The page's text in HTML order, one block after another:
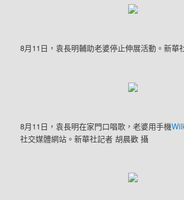
8月11日，袁長明輔助老婆停止伸展活動。新華
8月11日，袁長明在家門口唱歌，老婆用手機
社交媒體網站。新華社記者 胡晨歡 攝